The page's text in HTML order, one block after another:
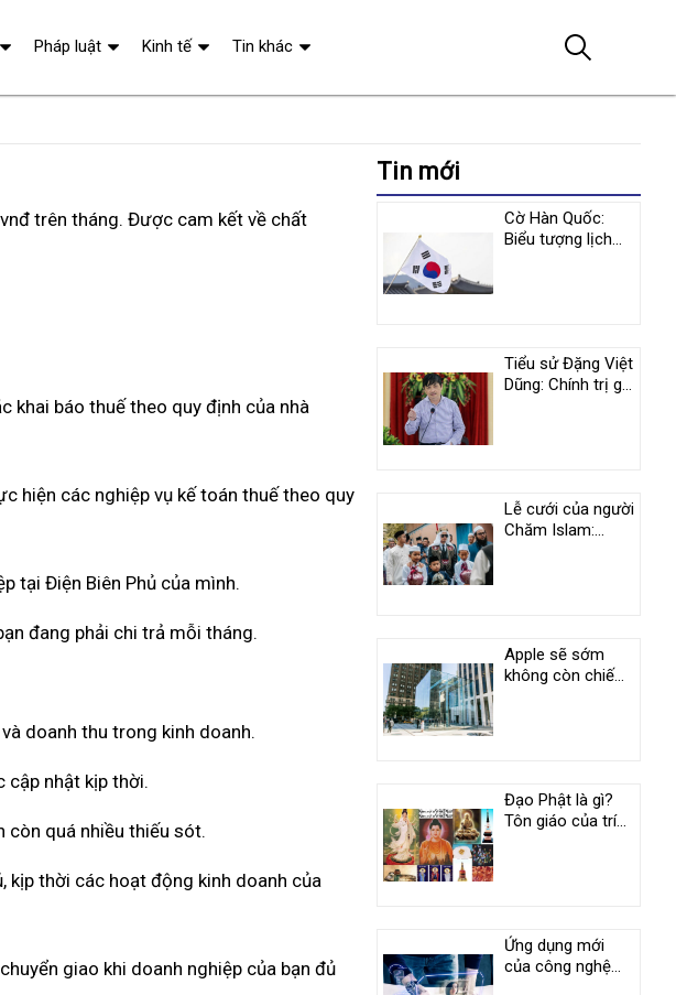
trên tháng. Được cam kết về chất
khai báo thuế theo quy định của nhà
hiện các nghiệp vụ kế toán thuế theo quy
tại Điện Biên Phủ của mình.
đang phải chi trả mỗi tháng.
doanh thu trong kinh doanh.
cập nhật kịp thời.
còn quá nhiều thiếu sót.
kịp thời các hoạt động kinh doanh của
giao khi doanh nghiệp của bạn đủ
Tin mới
Cờ Hàn Quốc:
Biểu tượng lịch
Tiểu sử Đặng Việt
Dũng: Chính trị gia
Lễ cưới của người
Chăm Islam:
Apple sẽ sớm
không còn chiếm
Đạo Phật là gì?
Tôn giáo của trí
Ứng dụng mới
của công nghệ
Pháp luật Kinh tế Tin khác